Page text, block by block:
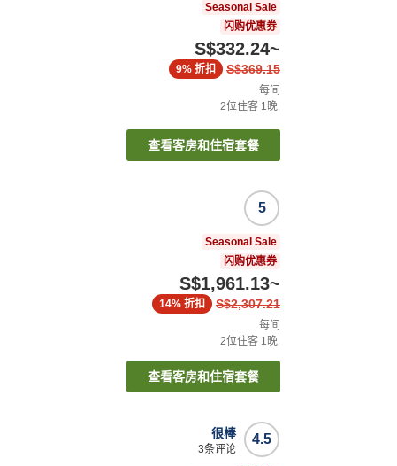
Seasonal Sale
闪购优惠券
S$332.24~
S$369.15
9% 折扣
每间
2位住客 1晚
查看客房和住宿套餐
5
Seasonal Sale
闪购优惠券
S$1,961.13~
S$2,307.21
14% 折扣
每间
2位住客 1晚
查看客房和住宿套餐
4.5
很棒
3条评论